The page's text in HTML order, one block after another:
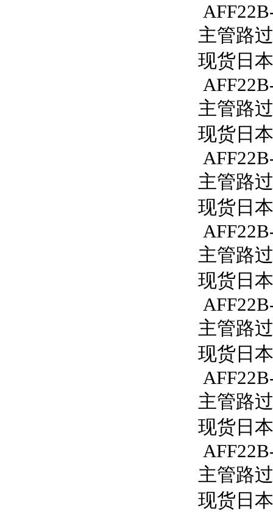
主管路
现货日
主管路
现货日
主管路
现货日
主管路
现货日
主管路
现货日
主管路
现货日
主管路
现货日